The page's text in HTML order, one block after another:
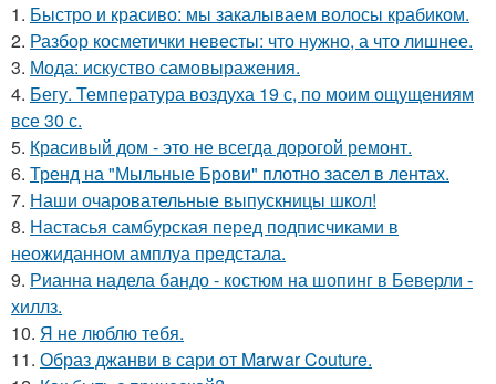
1. Быстро и красиво: мы закалываем волосы крабиком.
2. Разбор косметички невесты: что нужно, а что лишнее.
3. Мода: искуство самовыражения.
4. Бегу. Температура воздуха 19 с, по моим ощущениям
все 30 с.
5. Красивый дом - это не всегда дорогой ремонт.
6. Тренд на "Мыльные Брови" плотно засел в лентах.
7. Наши очаровательные выпускницы школ!
8. Настасья самбурская перед подписчиками в
неожиданном амплуа предстала.
9. Рианна надела бандо - костюм на шопинг в Беверли -
хиллз.
10. Я не люблю тебя.
11. Образ джанви в сари от Marwar Couture.